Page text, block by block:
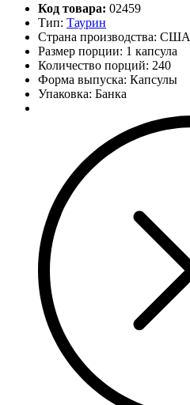
Код товара: 02459
Тип: Таурин
Страна производства: США
Размер порции: 1 капсула
Количество порций: 240
Форма выпуска: Капсулы
Упаковка: Банка